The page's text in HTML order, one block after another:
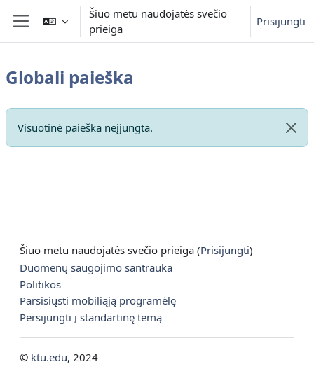
Pereiti į pagrindinį turinį
Šoninis skydelis
Šiuo metu naudojatės svečio
prieiga
Prisijungti
Globali paieška
Visuotinė paieška neįjungta.
Šiuo metu naudojatės svečio prieiga (Prisijungti)
Duomenų saugojimo santrauka
Politikos
Parsisiųsti mobiliąją programėlę
Persijungti į standartinę temą
© ktu.edu, 2024